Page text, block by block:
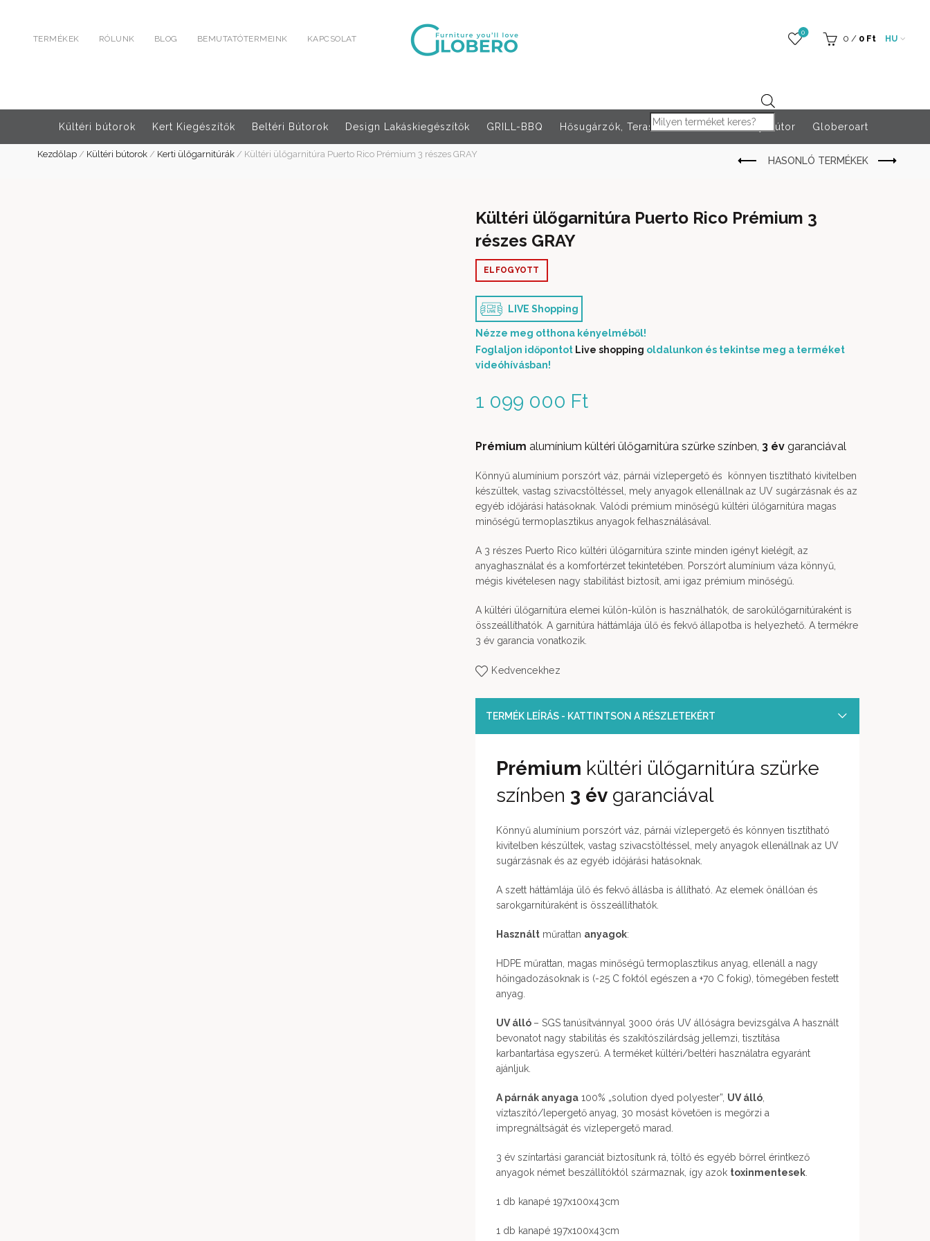
TERMÉKEK RÓLUNK BLOG BEMUTATÓTERMEINK KAPCSOLAT
Products search
0
0 / 0 Ft HU
Kültéri bútorok Kert Kiegészítők Beltéri Bútorok Design Lakáskiegészítők GRILL-BBQ Hősugárzók, Teraszfűtés Rendezvény bútor Globeroart
Kezdőlap/ Kültéri bútorok/ Kerti ülőgarnitúrák/ Kültéri ülőgarnitúra Puerto Rico Prémium 3 részes GRAY
Kültéri ülőgarnitúra Puerto Rico Prémium 3
részes GRAY
1 099 000 Ft
ELFOGYOTT
LIVE Shopping
Nézze meg otthona kényelméből!
Foglaljon időpontot Live shopping oldalunkon és tekintse meg a terméket
videóhívásban!
Prémium alumínium kültéri ülőgarnitúra szürke színben, 3 év garanciával
Könnyű alumínium porszórt váz, párnái vízlepergető és könnyen tisztítható kivitelben
készültek, vastag szivacstöltéssel, mely anyagok ellenállnak az UV sugárzásnak és az
egyéb időjárási hatásoknak. Valódi prémium minőségű kültéri ülőgarnitúra magas
minőségű termoplasztikus anyagok felhasználásával.
A 3 részes Puerto Rico kültéri ülőgarnitúra szinte minden igényt kielégít, az
anyaghasználat és a komfortérzet tekintetében. Porszórt alumínium váza könnyű,
mégis kivételesen nagy stabilitást biztosít, ami igaz prémium minőségű.
A kültéri ülőgarnitúra elemei külön-külön is használhatók, de sarokülőgarnitúraként is
összeállíthatók. A garnitúra háttámlája ülő és fekvő állapotba is helyezhető. A termékre
3 év garancia vonatkozik.
Kedvencekhez
TERMÉK LEÍRÁS - KATTINTSON A RÉSZLETEKÉRT
Prémium kültéri ülőgarnitúra szürke
színben 3 év garanciával
Könnyű alumínium porszórt váz, párnái vízlepergető és könnyen tisztítható
kivitelben készültek, vastag szivacstöltéssel, mely anyagok ellenállnak az UV
sugárzásnak és az egyéb időjárási hatásoknak.
A szett háttámlája ülő és fekvő állásba is állítható. Az elemek önállóan és
sarokgarnitúraként is összeállíthatók.
Használt műrattan anyagok:
HDPE műrattan, magas minőségű termoplasztikus anyag, ellenáll a nagy
hőingadozásoknak is (-25 C foktól egészen a +70 C fokig), tömegében festett
anyag.
UV álló – SGS tanúsítvánnyal 3000 órás UV állóságra bevizsgálva A használt
bevonatot nagy stabilitás és szakítószilárdság jellemzi, tisztítása
karbantartása egyszerű. A terméket kültéri/beltéri használatra egyaránt
ajánljuk.
A párnák anyaga 100% „solution dyed polyester”, UV álló
víztaszító/lepergető anyag, 30 mosást követően is megőrzi a
impregnáltságát és vízlepergető marad.
3 év színtartási garanciát biztosítunk rá, töltő és egyéb bőrrel érintkező
anyagok német beszállítóktól származnak, így azok toxinmentesek
1 db kanapé 197x100x43cm
1 db kanapé 197x100x43cm